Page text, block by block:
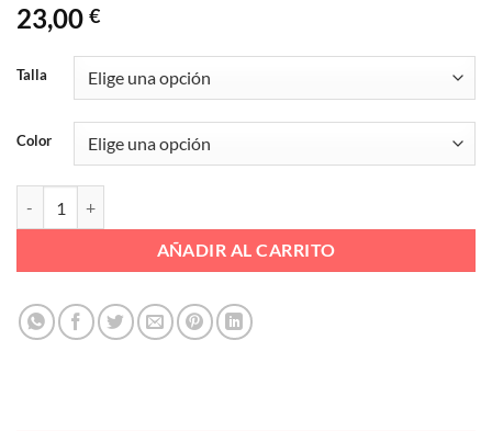
23,00 €
Talla
Color
AÑADIR AL CARRITO